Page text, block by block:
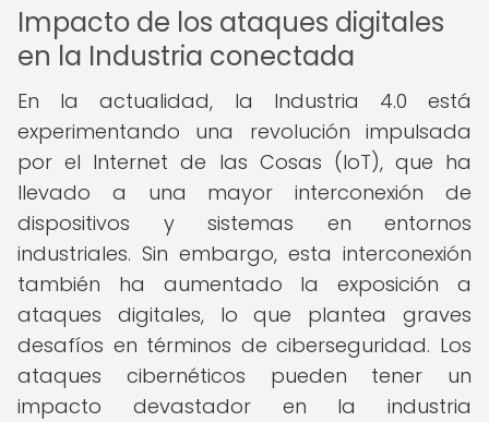
Impacto de los ataques digitales
en la Industria conectada
En la actualidad, la Industria 4.0 está
experimentando una revolución impulsada
por el Internet de las Cosas (IoT), que ha
llevado a una mayor interconexión de
dispositivos y sistemas en entornos
industriales. Sin embargo, esta interconexión
también ha aumentado la exposición a
ataques digitales, lo que plantea graves
desafíos en términos de ciberseguridad. Los
ataques cibernéticos pueden tener un
impacto devastador en la industria